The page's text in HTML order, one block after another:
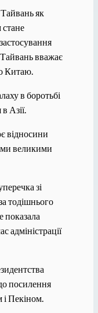
як
стане
вважає
Китаю.
в боротьбі
Азії.
відносини
великими
зі
тодішнього
показала
адміністрації
посилення
Пекіном.